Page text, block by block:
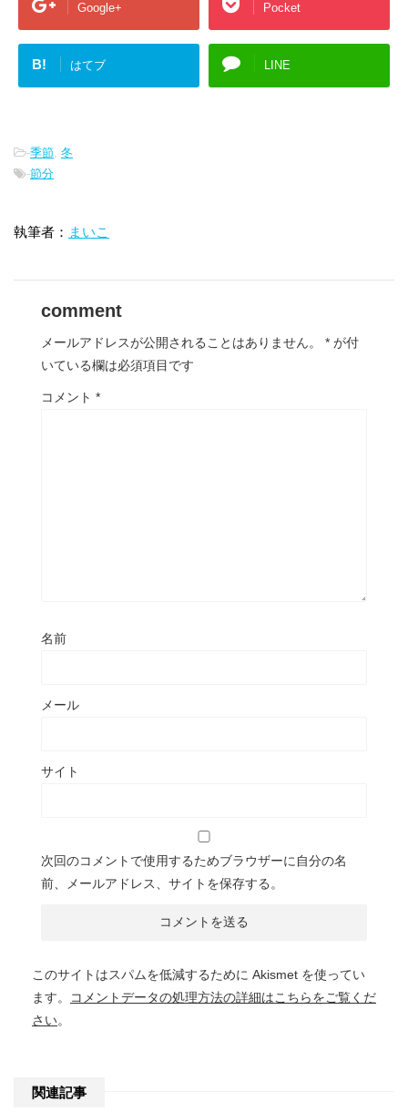
Google+ Pocket
B! はてブ LINE
-季節 冬
-節分
執筆者： まいこ
comment
メールアドレスが公開されることはありません。 * が付
いている欄は必須項目です
コメント *
名前
メール
サイト
次回のコメントで使用するためブラウザーに自分の名
前、メールアドレス、サイトを保存する。
このサイトはスパムを低減するために Akismet を使ってい
ます。
コメントデータの処理方法の詳細はこちらをご覧くだ
さい。
関連記事